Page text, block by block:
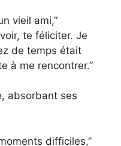
vieil ami,”
te féliciter. Je
de temps était
à me rencontrer.”
absorbant ses
difficiles,”